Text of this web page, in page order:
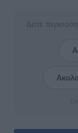
Δείτε